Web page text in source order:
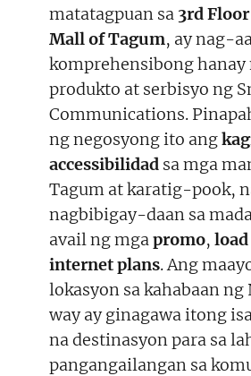
matatagpuan sa 3rd
Mall of Tagum, ay nag-
komprehensibong hanay
produkto at serbisyo ng
Communications.
ng negosyong ito ang
accessibilidad sa mga
Tagum at karatig-pook,
nagbibigay-daan sa
avail ng mgapromo, load
internet plans. Ang
lokasyon sa kahabaan
way ay ginagawa itong
na destinasyon para sa
pangangailangan sa